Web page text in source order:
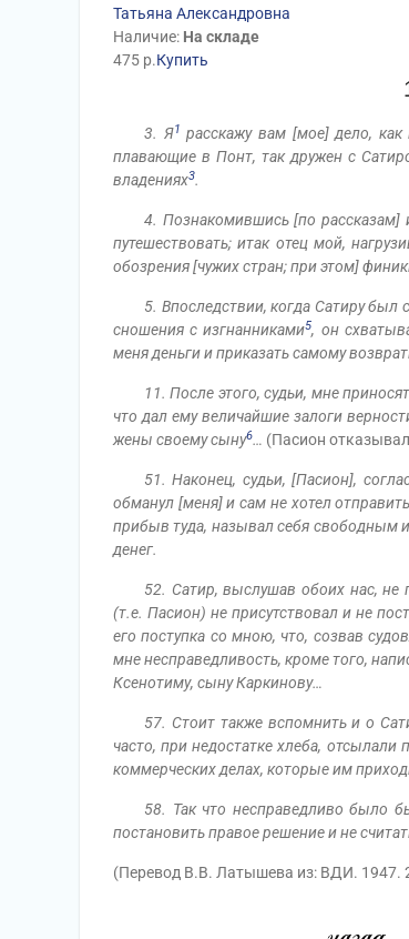
Татьяна Александровна
Наличие: На складе
475 р.Купить
3. Я1 расскажу вам [мое] дело,
плавающие в Понт, так дружен с
владениях3.
4. Познакомившись [по рассказам]
путешествовать; итак отец мой,
обозрения [чужих стран; при этом]
5. Впоследствии, когда Сатиру
сношения с изгнанниками5, он
меня деньги и приказать самому
11. После этого, судьи, мне
что дал ему величайшие залоги
жены своему сыну6… (Пасион
51. Наконец, судьи, [Пасион],
обманул [меня] и сам не хотел
прибыв туда, называл себя свободным
денег.
52. Сатир, выслушав обоих нас, не
(т.е. Пасион)не присутствовал и не
его поступка со мною, что, созвав
мне несправедливость, кроме того,
Ксенотиму, сыну Каркинову…
57. Стоит также вспомнить и о
часто, при недостатке хлеба,
коммерческих делах, которые им
58. Так что несправедливо было
постановить правое решение и не
(Перевод В.В. Латышева из: ВДИ. 1947.